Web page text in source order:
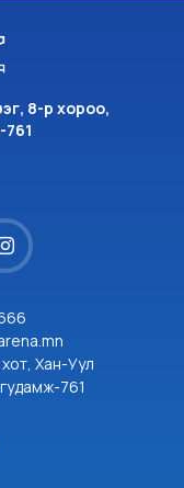
8-р хороо,
Хан-Уул
761